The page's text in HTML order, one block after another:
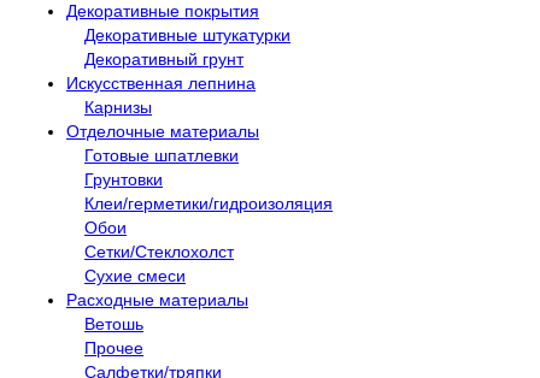
Декоративные покрытия
Декоративные штукатурки
Декоративный грунт
Искусственная лепнина
Карнизы
Отделочные материалы
Готовые шпатлевки
Грунтовки
Клеи/герметики/гидроизоляция
Обои
Сетки/Стеклохолст
Сухие смеси
Расходные материалы
Ветошь
Прочее
Салфетки/тряпки